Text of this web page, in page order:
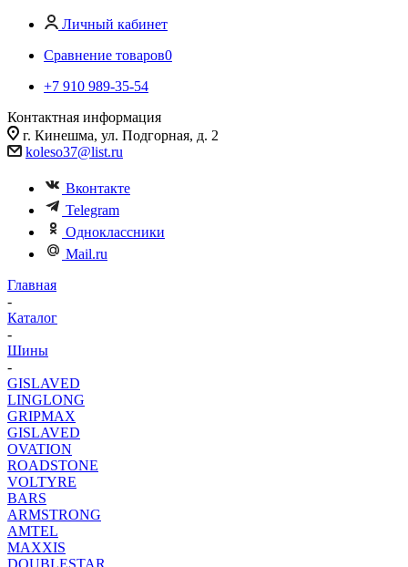
Личный кабинет
Сравнение товаров0
+7 910 989-35-54
Контактная информация
г. Кинешма, ул. Подгорная, д. 2
koleso37@list.ru
Вконтакте
Telegram
Одноклассники
Mail.ru
Главная
-
Каталог
-
Шины
-
GISLAVED
LINGLONG
GRIPMAX
GISLAVED
OVATION
ROADSTONE
VOLTYRE
BARS
ARMSTRONG
AMTEL
MAXXIS
DOUBLESTAR